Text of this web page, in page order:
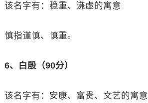
该名字有：稳重、谦虚的寓意
慎指谨慎、慎重。
6、白殷（90分）
该名字有：安康、富贵、文艺的寓意